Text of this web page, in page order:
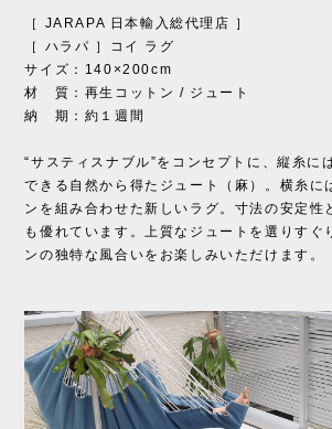
［ JARAPA 日本輸入総代理店 ］
［ ハラパ ］コイ ラグ
サイズ：140×200cm
材 質：再生コットン / ジュート
納 期：約１週間
“サスティスナブル”をコンセプトに、縦糸に
できる自然から得たジュート（麻）。横糸に
ンを組み合わせた新しいラグ。寸法の安定性
も優れています。上質なジュートを選りすぐ
ンの独特な風合いをお楽しみいただけます。